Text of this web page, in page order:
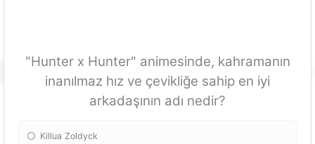
"Hunter x Hunter" animesinde, kahramanın
inanılmaz hız ve çevikliğe sahip en iyi
arkadaşının adı nedir?
Killua Zoldyck